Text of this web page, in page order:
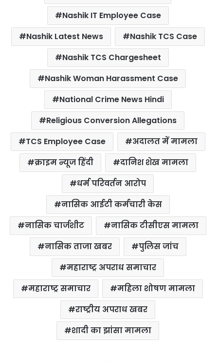
Nashik IT Employee Case
Nashik Latest News
Nashik TCS Case
Nashik TCS Chargesheet
Nashik Woman Harassment Case
National Crime News Hindi
Religious Conversion Allegations
TCS Employee Case
अदालत में मामला
क्राइम न्यूज हिंदी
दानिश शेख मामला
धर्म परिवर्तन आरोप
नासिक आईटी कर्मचारी केस
नासिक चार्जशीट
नासिक टीसीएस मामला
नासिक ताजा खबर
पुलिस जांच
महाराष्ट्र अपराध समाचार
महाराष्ट्र समाचार
महिला शोषण मामला
राष्ट्रीय अपराध खबर
शादी का झांसा मामला